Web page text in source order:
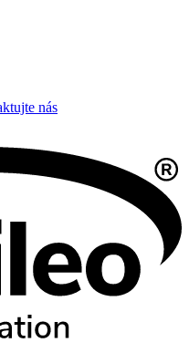
nás